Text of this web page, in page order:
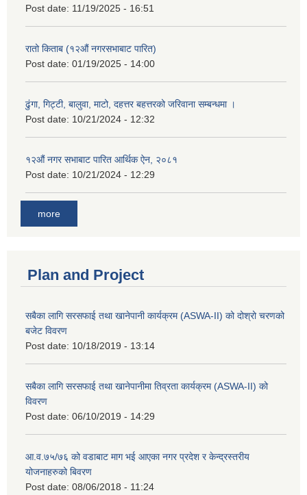
Post date: 11/19/2025 - 16:51
रातो किताब (१२औं नगरसभाबाट पारित)
Post date: 01/19/2025 - 14:00
ढुंगा, गिट्टी, बालुवा, माटो, दहत्तर बहत्तरको जरिवाना सम्बन्धमा ।
Post date: 10/21/2024 - 12:32
१२औं नगर सभाबाट पारित आर्थिक ऐन, २०८१
Post date: 10/21/2024 - 12:29
more
Plan and Project
सबैका लागि सरसफाई तथा खानेपानी कार्यक्रम (ASWA-II) को दोश्रो चरणको
बजेट विवरण
Post date: 10/18/2019 - 13:14
सबैका लागि सरसफाई तथा खानेपानीमा तिव्रता कार्यक्रम (ASWA-II) को
विवरण
Post date: 06/10/2019 - 14:29
आ.व.७५/७६ को वडाबाट माग भई आएका नगर प्रदेश र केन्द्रस्तरीय
योजनाहरुको बिवरण
Post date: 08/06/2018 - 11:24